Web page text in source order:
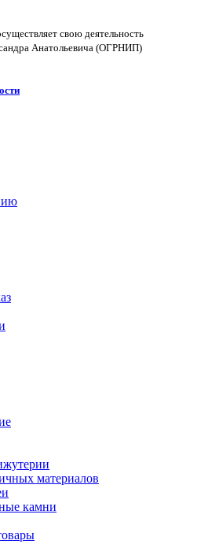
свою деятельность
Анатольевича (ОГРНИП)
материалов
камни